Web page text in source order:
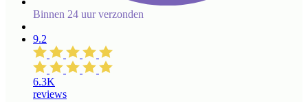
Binnen 24 uur verzonden
9.2
6.3K
reviews